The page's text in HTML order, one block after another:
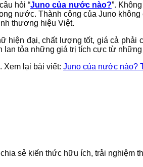
hỏi “Juno của nước nào?”.
nước. Thành công của Juno
thương hiệu Việt.
hiện đại, chất lượng tốt, giá cả
tỏa những giá trị tích cực từ
. Xem lại bài viết: Juno của nước nào?
sẻ kiến thức hữu ích, trải